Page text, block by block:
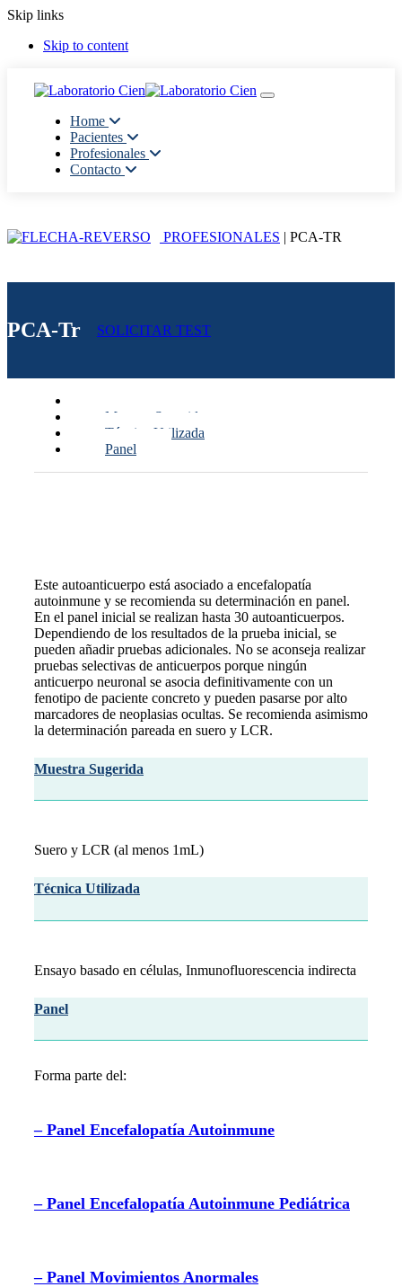
Skip links
Skip to content
Toggle navigation
Home
Pacientes
Profesionales
Contacto
PROFESIONALES | PCA-TR
PCA-Tr SOLICITAR TEST
Muestra Sugerida
Técnica Utilizada
Panel
Este autoanticuerpo está asociado a encefalopatía
autoinmune y se recomienda su determinación en panel.
En el panel inicial se realizan hasta 30 autoanticuerpos.
Dependiendo de los resultados de la prueba inicial, se
pueden añadir pruebas adicionales. No se aconseja realizar
pruebas selectivas de anticuerpos porque ningún
anticuerpo neuronal se asocia definitivamente con un
fenotipo de paciente concreto y pueden pasarse por alto
marcadores de neoplasias ocultas. Se recomienda asimismo
la determinación pareada en suero y LCR.
Muestra Sugerida
Suero y LCR (al menos 1mL)
Técnica Utilizada
Ensayo basado en células, Inmunofluorescencia indirecta
Panel
Forma parte del:
– Panel Encefalopatía Autoinmune
– Panel Encefalopatía Autoinmune Pediátrica
– Panel Movimientos Anormales